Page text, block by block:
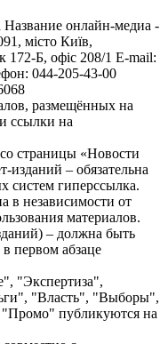
онлайн-медиа -
місто Київ,
Б, офіс 208/1 E-mail:
044-205-43-00
размещённых на
ссылки на
страницы «Новости
– обязательна
систем гиперссылка.
в независимости от
материалов.
– должна быть
первом абзаце
"Экспертиза",
"Власть", "Выборы",
публикуются на